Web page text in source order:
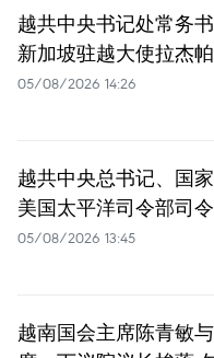
越共中央书记处常务
新加坡驻越大使拉杰
05/08/2026 14:26
越共中央总书记、国
美国太平洋司令部司
05/08/2026 13:45
越南国会主席陈青敏